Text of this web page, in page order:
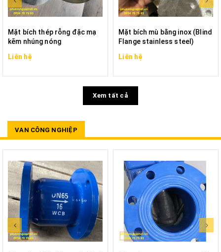
Mặt bích thép rỗng đặc mạ
kẽm nhúng nóng
Liên hệ
Mặt bích mù bằng inox (Blind
Flange stainless steel)
Liên hệ
Xem tất cả
VAN CÔNG NGHIỆP